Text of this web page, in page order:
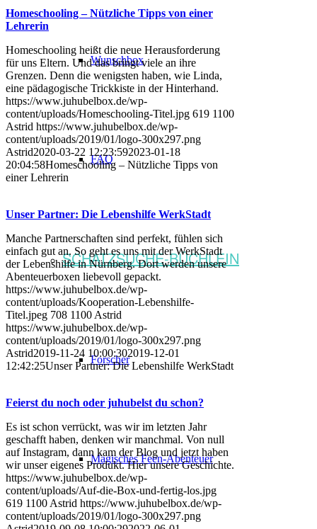
Wunschbox
FAQ
SCHATZSUCHE-BÜCHLEIN
Forscher
Magisches Feen-Abenteuer
Homeschooling – Nützliche Tipps von einer
Lehrerin
Homeschooling heißt die neue Herausforderung
für uns Eltern. Und das bringt viele an ihre
Grenzen. Denn die wenigsten haben, wie Linda,
eine pädagogische Trickkiste in der Hinterhand.
https://www.juhubelbox.de/wp-
content/uploads/Homeschooling-Titel.jpg 619 1100
Astrid https://www.juhubelbox.de/wp-
content/uploads/2019/01/logo-300x297.png
Astrid2020-03-22 12:23:592023-01-18
20:04:58Homeschooling – Nützliche Tipps von
einer Lehrerin
Unser Partner: Die Lebenshilfe WerkStadt
Manche Partnerschaften sind perfekt, fühlen sich
einfach gut an. So geht es uns mit der WerkStadt
der Lebenshilfe in Nürnberg. Dort werden unsere
Abenteuerboxen liebevoll gepackt.
https://www.juhubelbox.de/wp-
content/uploads/Kooperation-Lebenshilfe-
Titel.jpeg 708 1100 Astrid
https://www.juhubelbox.de/wp-
content/uploads/2019/01/logo-300x297.png
Astrid2019-11-24 10:00:302019-12-01
12:42:25Unser Partner: Die Lebenshilfe WerkStadt
Feierst du noch oder juhubelst du schon?
Es ist schon verrückt, was wir im letzten Jahr
geschafft haben, denken wir manchmal. Von null
auf Instagram, dann kam der Blog und jetzt haben
wir unser eigenes Produkt. Hier unsere Geschichte.
https://www.juhubelbox.de/wp-
content/uploads/Auf-die-Box-und-fertig-los.jpg
619 1100 Astrid https://www.juhubelbox.de/wp-
content/uploads/2019/01/logo-300x297.png